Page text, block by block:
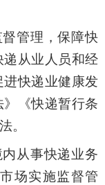
管理，保障快
从业人员和经
快递业健康发
《快递暂行条
。
从事快递业务
场实施监督管